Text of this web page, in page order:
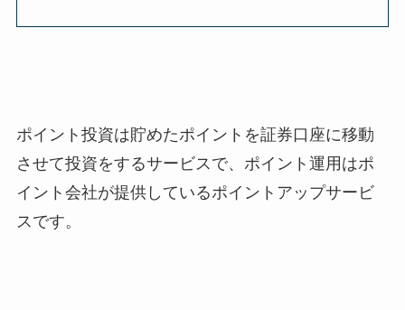
ポイント投資は貯めたポイントを証券口座に移動
させて投資をするサービスで、ポイント運用はポ
イント会社が提供しているポイントアップサービ
スです。